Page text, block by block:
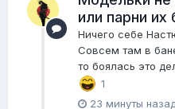
или парни их
Ничего себе
Совсем там в
то боялась это
1
23 минуты